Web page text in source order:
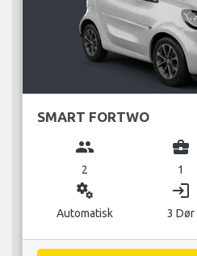
SMART FORTWO
group
2
business_center
1
miscellaneous_services
Automatisk
login
3 Dør